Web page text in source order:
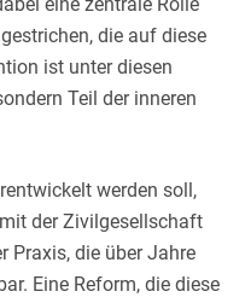
die auf diese
ist unter diesen
Teil der inneren
werden soll,
der Zivilgesellschaft
Praxis, die über Jahre
Eine Reform, die diese